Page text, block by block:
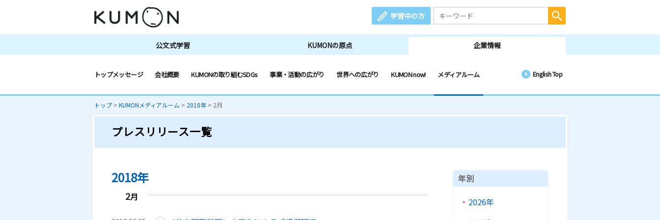
学習中の方
公文式学習 KUMONの原点 企業情報
トップメッセージ 会社概要 KUMONの取り組むSDGs 事業・活動の広がり 世界への広がり KUMON now! メディアルーム English Top
トップ > KUMONメディアルーム > 2018年> 2月
プレスリリース一覧
2018年
2月
年別
2026年